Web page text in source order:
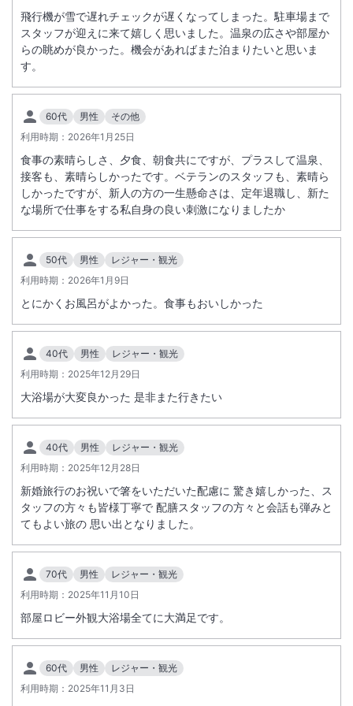
朝食内容が以下に変更となります。【該当期間】２０２０年４月６日～
終了日未定※当面の間【変更前】バイキング形式→【変更後】宿泊状況
に応じて和食セットメニューに変更させていただきます。※朝食料金の
変更はございません
【全 館 休 館 の お 知 ら せ】
下記のとおりご案内申し上げます。
休館に際し、お客様にはご不便をおかけいたしますが、
ご理解を賜りますよう、お願い申し上げます。
休 館 期 日： 令和8年8月31日（月）～令和8年9月3日（木）
ご利用開始日 令和8年9月4日（金）15時より
※令和8年8月30日（日）ご宿泊のお客様につきましては、
す。
硫黄谷庭園大浴場他 総点検実施に伴う休館日
施設（硫黄谷庭園大浴場他）総点検実施に伴う休館日の設定につきまし
下記のとおりご案内申し上げます
休 館 期 日 ： 令和8年8月31日（月）～9月3日（木）
ご利用開始日 ： 令和8年9月4日（金）15時より
※令和8年8月30日（日）ご宿泊のお客様につきましては、
ます。
※重要なお知らせです。必ず続きをご確認ください。
飛行機が雪で遅れチェックが遅くなってしまった。駐車場まで
スタッフが迎えに来て嬉しく思いました。温泉の広さや部屋か
らの眺めが良かった。機会があればまた泊まりたいと思いま
す。
60代 男性
その他
利用時期： 2026年1月25日
食事の素晴らしさ、夕食、朝食共にですが、プラスして温泉、
接客も、素晴らしかったです。ベテランのスタッフも、素晴ら
しかったですが、新人の方の一生懸命さは、定年退職し、新た
な場所で仕事をする私自身の良い刺激になりましたか
50代 男性
レジャー・観光
利用時期： 2026年1月9日
とにかくお風呂がよかった。食事もおいしかった
40代 男性
レジャー・観光
利用時期： 2025年12月29日
大浴場が大変良かった 是非また行きたい
40代 男性
レジャー・観光
利用時期： 2025年12月28日
新婚旅行のお祝いで箸をいただいた配慮に 驚き嬉しかった、ス
タッフの方々も皆様丁寧で 配膳スタッフの方々と会話も弾みと
てもよい旅の 思い出となりました。
70代 男性
レジャー・観光
利用時期： 2025年11月10日
部屋ロビー外観大浴場全てに大満足です。
60代 男性
レジャー・観光
利用時期： 2025年11月3日